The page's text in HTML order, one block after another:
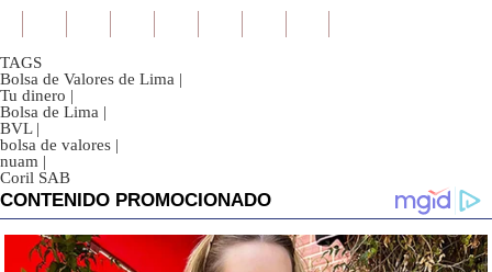
TAGS
Bolsa de Valores de Lima |
Tu dinero |
Bolsa de Lima |
BVL |
bolsa de valores |
nuam |
Coril SAB